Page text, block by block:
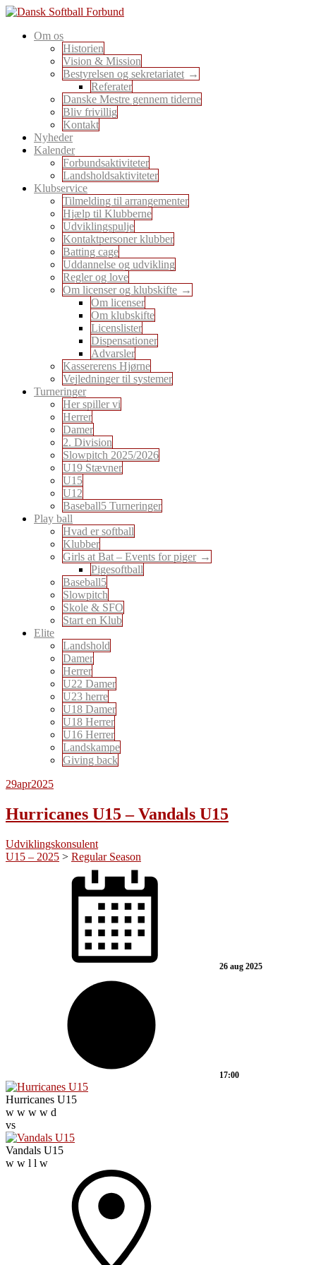
Skip
content
Dansk Softball Forbund
En sport for alle
Om os
Historien
Vision & Mission
Bestyrelsen og sekretariatet
Referater
Danske Mestre gennem tiderne
Bliv frivillig
Kontakt
Nyheder
Kalender
Forbundsaktiviteter
Landsholdsaktiviteter
Klubservice
Tilmelding til arrangementer
Hjælp til Klubberne
Udviklingspulje
Kontaktpersoner klubber
Batting cage
Uddannelse og udvikling
Regler og love
Om licenser og klubskifte
Om licenser
Om klubskifte
Licenslister
Dispensationer
Advarsler
Kassererens Hjørne
Vejledninger til systemer
Turneringer
Her spiller vi
Herrer
Damer
2. Division
Slowpitch 2025/2026
U19 Stævner
U15
U12
Baseball5 Turneringer
Play ball
Hvad er softball
Klubber
Girls at Bat – Events for piger
Pigesoftball
Baseball5
Slowpitch
Skole & SFO
Start en Klub
Elite
Landshold
Damer
Herrer
U22 Damer
U23 herre
U18 Damer
U18 Herrer
U16 Herrer
Landskampe
Giving back
29apr2025
Hurricanes U15 – Vandals U15
Udviklingskonsulent
U15 – 2025 > Regular Season
26 aug 2025
17:00
Hurricanes U15
w w w w d
vs
Vandals U15
w w l l w